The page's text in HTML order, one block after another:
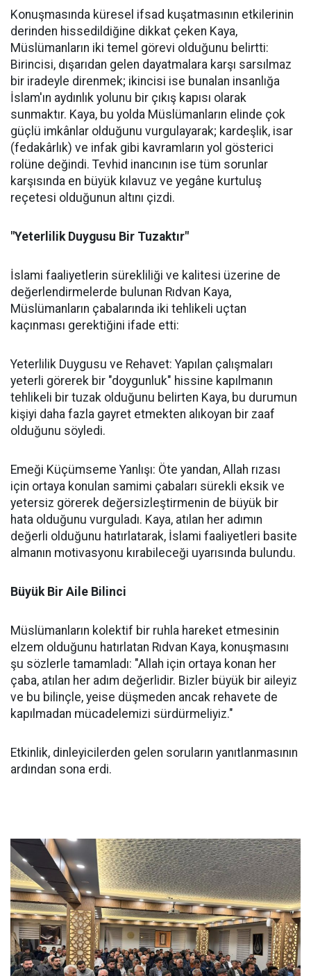
Konuşmasında küresel ifsad kuşatmasının etkilerinin
derinden hissedildiğine dikkat çeken Kaya,
Müslümanların iki temel görevi olduğunu belirtti:
Birincisi, dışarıdan gelen dayatmalara karşı sarsılmaz
bir iradeyle direnmek; ikincisi ise bunalan insanlığa
İslam'ın aydınlık yolunu bir çıkış kapısı olarak
sunmaktır. Kaya, bu yolda Müslümanların elinde çok
güçlü imkânlar olduğunu vurgulayarak; kardeşlik, isar
(fedakârlık) ve infak gibi kavramların yol gösterici
rolüne değindi. Tevhid inancının ise tüm sorunlar
karşısında en büyük kılavuz ve yegâne kurtuluş
reçetesi olduğunun altını çizdi.
"Yeterlilik Duygusu Bir Tuzaktır"
İslami faaliyetlerin sürekliliği ve kalitesi üzerine de
değerlendirmelerde bulunan Rıdvan Kaya,
Müslümanların çabalarında iki tehlikeli uçtan
kaçınması gerektiğini ifade etti:
Yeterlilik Duygusu ve Rehavet: Yapılan çalışmaları
yeterli görerek bir "doygunluk" hissine kapılmanın
tehlikeli bir tuzak olduğunu belirten Kaya, bu durumun
kişiyi daha fazla gayret etmekten alıkoyan bir zaaf
olduğunu söyledi.
Emeği Küçümseme Yanlışı: Öte yandan, Allah rızası
için ortaya konulan samimi çabaları sürekli eksik ve
yetersiz görerek değersizleştirmenin de büyük bir
hata olduğunu vurguladı. Kaya, atılan her adımın
değerli olduğunu hatırlatarak, İslami faaliyetleri basite
almanın motivasyonu kırabileceği uyarısında bulundu.
Büyük Bir Aile Bilinci
Müslümanların kolektif bir ruhla hareket etmesinin
elzem olduğunu hatırlatan Rıdvan Kaya, konuşmasını
şu sözlerle tamamladı: "Allah için ortaya konan her
çaba, atılan her adım değerlidir. Bizler büyük bir aileyiz
ve bu bilinçle, yeise düşmeden ancak rehavete de
kapılmadan mücadelemizi sürdürmeliyiz."
Etkinlik, dinleyicilerden gelen soruların yanıtlanmasının
ardından sona erdi.